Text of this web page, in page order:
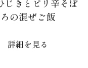
じきとピリ辛そぼ
ろの混ぜご飯
詳細を見る